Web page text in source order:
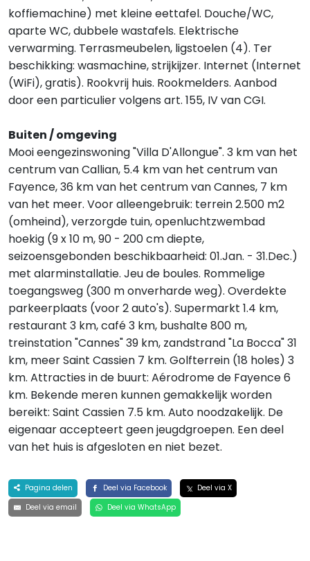
koffiemachine) met kleine eettafel. Douche/WC,
aparte WC, dubbele wastafels. Elektrische
verwarming. Terrasmeubelen, ligstoelen (4). Ter
beschikking: wasmachine, strijkijzer. Internet (Internet
(WiFi), gratis). Rookvrij huis. Rookmelders. Aanbod
door een particulier volgens art. 155, IV van CGI.
Buiten / omgeving
Mooi eengezinswoning "Villa D'Allongue". 3 km van het
centrum van Callian, 5.4 km van het centrum van
Fayence, 36 km van het centrum van Cannes, 7 km
van het meer. Voor alleengebruik: terrein 2.500 m2
(omheind), verzorgde tuin, openluchtzwembad
hoekig (9 x 10 m, 90 - 200 cm diepte,
seizoensgebonden beschikbaarheid: 01.Jan. - 31.Dec.)
met alarminstallatie. Jeu de boules. Rommelige
toegangsweg (300 m onverharde weg). Overdekte
parkeerplaats (voor 2 auto's). Supermarkt 1.4 km,
restaurant 3 km, café 3 km, bushalte 800 m,
treinstation "Cannes" 39 km, zandstrand "La Bocca" 31
km, meer Saint Cassien 7 km. Golfterrein (18 holes) 3
km. Attracties in de buurt: Aérodrome de Fayence 6
km. Bekende meren kunnen gemakkelijk worden
bereikt: Saint Cassien 7.5 km. Auto noodzakelijk. De
eigenaar accepteert geen jeugdgroepen. Een deel
van het huis is afgesloten en niet bezet.
Pagina delen Deel via Facebook
Deel via X
Deel via email
Deel via WhatsApp